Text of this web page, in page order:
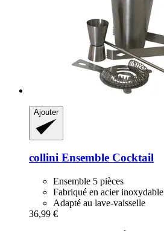
Ajouter
collini Ensemble Cocktail
Ensemble 5 pièces
Fabriqué en acier inoxydable
Adapté au lave-vaisselle
36,99 €